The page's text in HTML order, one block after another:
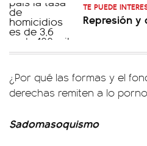
TE PUEDE
Represión y
¿Por qué las formas y el
derechas remiten a lo
Sadomasoquismo